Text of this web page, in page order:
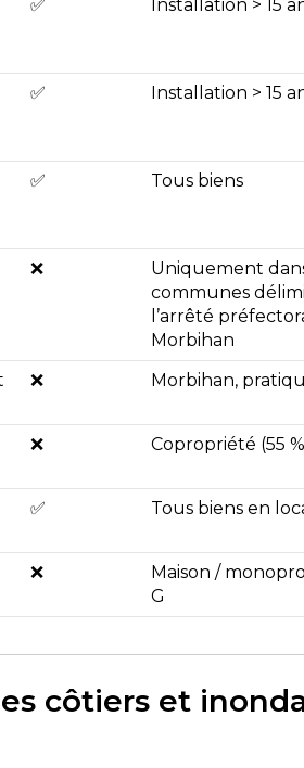
✅ Installation > 15
✅ Installation > 15
✅ Tous biens
❌
Uniquement
communes
l’arrêté
Morbihan
❌ Morbihan,
❌ Copropriété (55
✅ Tous biens en
❌
Maison /
G
côtiers et